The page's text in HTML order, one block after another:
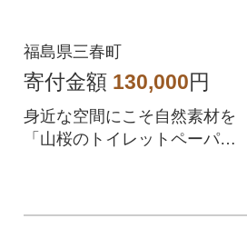
福島県三春町
寄付金額 130,000円
身近な空間にこそ自然素材を
「山桜のトイレットペーパー